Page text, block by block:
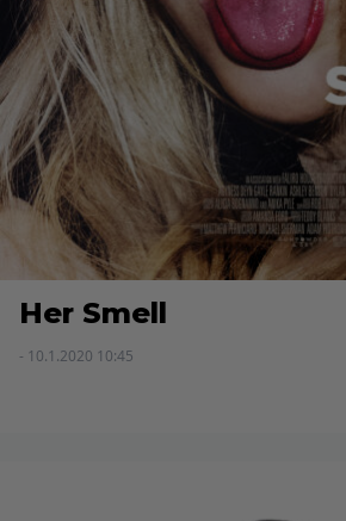
Her Smell
- 10.1.2020 10:45